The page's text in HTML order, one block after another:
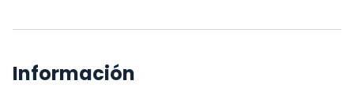
Información